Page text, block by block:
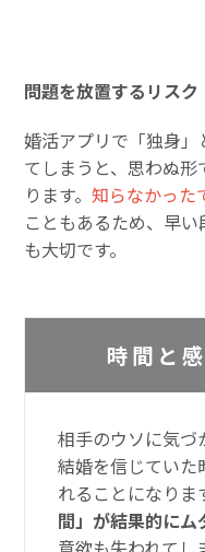
問題を放置するリスク
婚活アプリで「独身
てしまうと、思わぬ
ります。知らなかった
こともあるため、早
も大切です。
時間と
相手のウソに気づ
結婚を信じていた
れることになりま
間」が結果的にム